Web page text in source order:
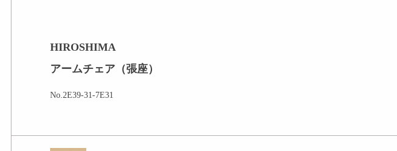
HIROSHIMA
アームチェア（張座）
No.2E39-31-7E31